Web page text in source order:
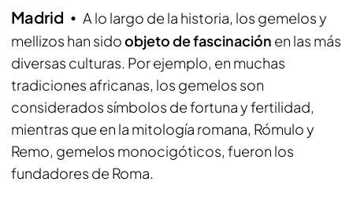
Madrid
A lo largo de la historia, los gemelos y
mellizos han sidoobjeto de fascinación en las más
diversas culturas. Por ejemplo, en muchas
tradiciones africanas, los gemelos son
considerados símbolos de fortuna y fertilidad,
mientras que en la mitología romana, Rómulo y
Remo, gemelos monocigóticos, fueron los
fundadores de Roma.